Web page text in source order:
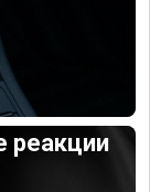
реакции